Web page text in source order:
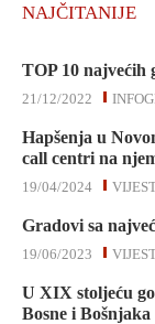
NAJČITANIJE
TOP 10 najvećih
21/12/2022
Hapšenja u
call centri na
19/04/2024
Gradovi sa
19/06/2023
U XIX stoljeću
Bosne i Bošnjaka